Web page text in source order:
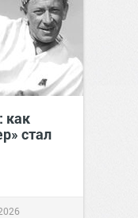
как
стал